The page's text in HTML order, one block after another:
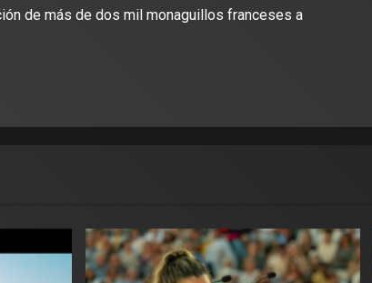
de más de dos mil monaguillos franceses a